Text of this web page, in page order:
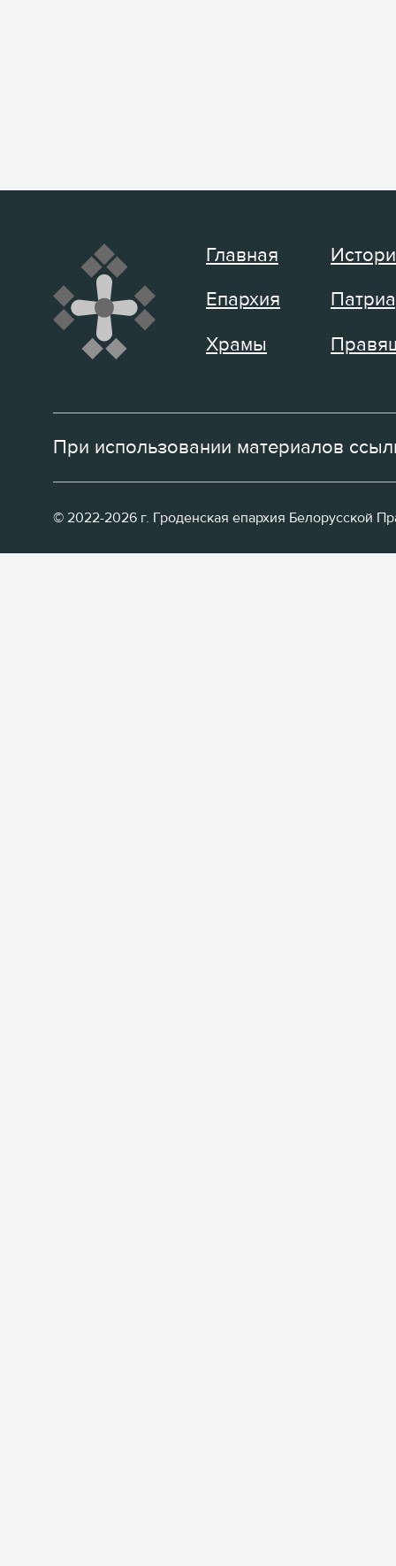
Главная
Епархия
Храмы
При использовании материалов
© 2022-2026 г. Гроденская епархия Белорусской